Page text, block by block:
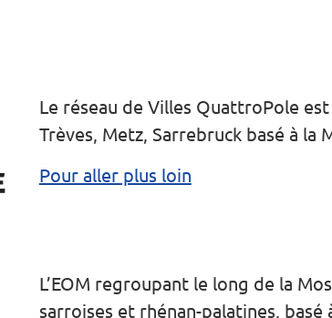
Le réseau de Villes QuattroPole
Trèves, Metz, Sarrebruck basé à la
Pour aller plus loin
L’EOM regroupant le long de la
sarroises et rhénan-palatines, basé